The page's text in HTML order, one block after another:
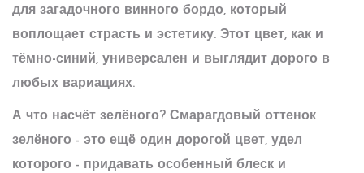
для загадочного винного бордо, который
воплощает страсть и эстетику. Этот цвет, как и
тёмно-синий, универсален и выглядит дорого в
любых вариациях.
А что насчёт зелёного? Смарагдовый оттенок
зелёного - это ещё один дорогой цвет, удел
которого - придавать особенный блеск и